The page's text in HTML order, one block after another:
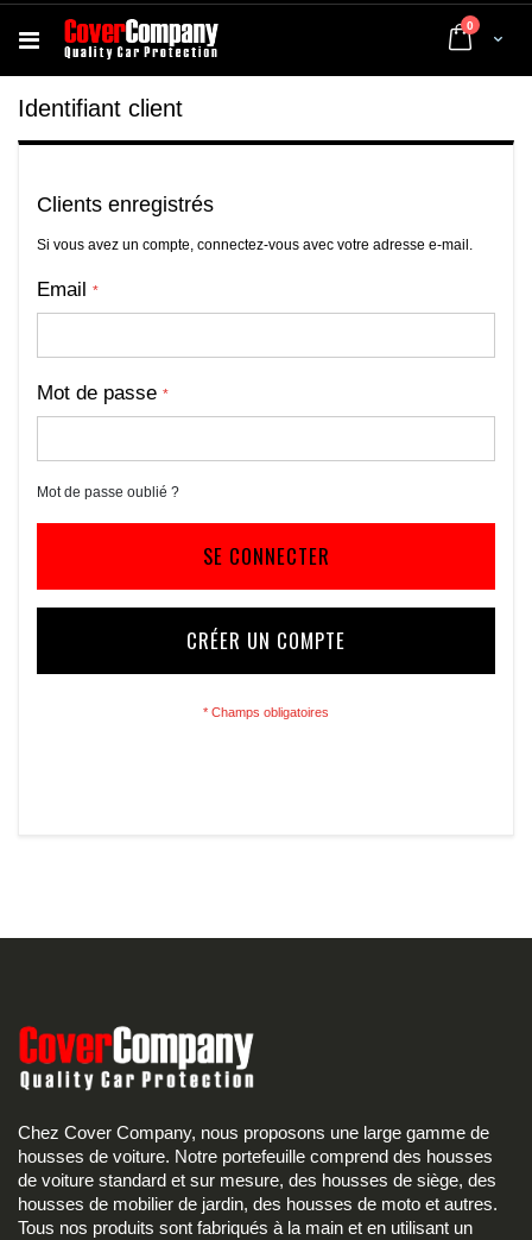
Cart
0 articles
Identifiant client
Clients enregistrés
Si vous avez un compte, connectez-vous avec votre adresse e-mail.
Email
Mot de passe
Mot de passe oublié ?
SE CONNECTER
CRÉER UN COMPTE
Chez Cover Company, nous proposons une large gamme de
housses de voiture. Notre portefeuille comprend des housses
de voiture standard et sur mesure, des housses de siège, des
housses de mobilier de jardin, des housses de moto et autres.
Tous nos produits sont fabriqués à la main et en utilisant un